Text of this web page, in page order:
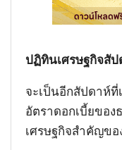
ปฏิทินเศรษฐกิจสั
จะเป็นอีกสัปดาห์ที่
อัตราดอกเบี้ยของ
เศรษฐกิจสำคัญขอ